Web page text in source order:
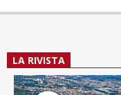
LA RIVISTA